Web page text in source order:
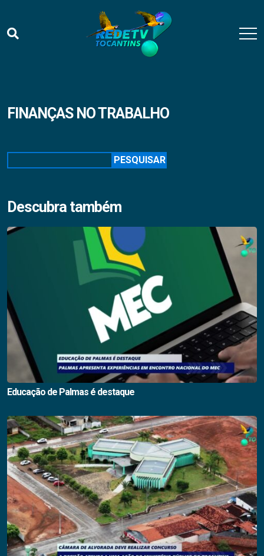
FINANÇAS NO TRABALHO
PESQUISAR
Descubra também
Educação de Palmas é destaque